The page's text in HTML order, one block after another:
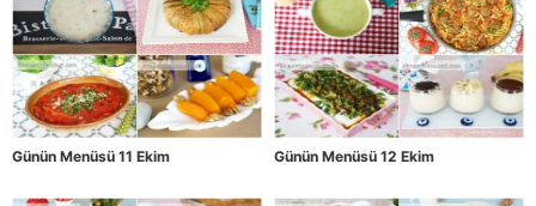
Günün Menüsü 11 Ekim Günün Menüsü 12 Ekim